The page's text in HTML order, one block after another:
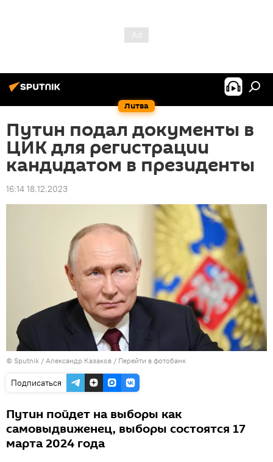
Литва
Путин подал документы в
ЦИК для регистрации
кандидатом в президенты
16:14 18.12.2023
© Sputnik / Александр Казаков / Перейти в фотобанк
Подписаться
Путин пойдет на выборы как
самовыдвиженец, выборы состоятся 17
марта 2024 года